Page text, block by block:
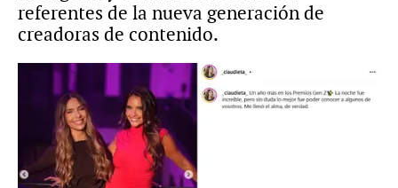
referentes de la nueva generación de
creadoras de contenido.